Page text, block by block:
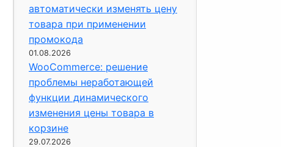
автоматически изменять цену
товара при применении
промокода
01.08.2026
WooCommerce: решение
проблемы неработающей
функции динамического
изменения цены товара в
корзине
29.07.2026